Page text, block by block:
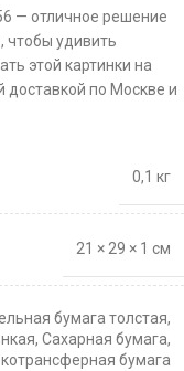
— отличное решение
чтобы удивить
этой картинки на
доставкой по Москве и
0,1 кг
21 × 29 × 1 см
бумага толстая,
, Сахарная бумага,
бумага